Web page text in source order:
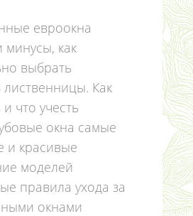
евроокна
как
выбрать
лиственницы. Как
что учесть
окна самые
и красивые
моделей
правила ухода за
окнами